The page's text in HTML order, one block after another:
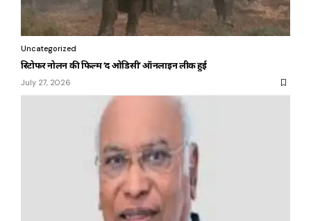
Uncategorized
क्रिस्टोफर नोलन की फिल्म ‘द ओडिसी’ ऑनलाइन लीक हुई
July 27, 2026